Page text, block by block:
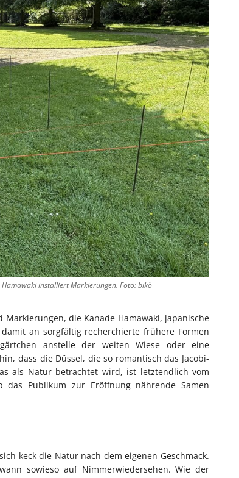
Hamawaki installiert Markierungen. Foto: bikö
die Kanade Hamawaki, japanische
an sorgfältig recherchierte frühere Formen
anstelle der weiten Wiese oder eine
dass die Düssel, die so romantisch das Jacobi-
als Natur betrachtet wird, ist letztendlich vom
Publikum zur Eröffnung nährende Samen
keck die Natur nach dem eigenen Geschmack.
sowieso auf Nimmerwiedersehen. Wie der